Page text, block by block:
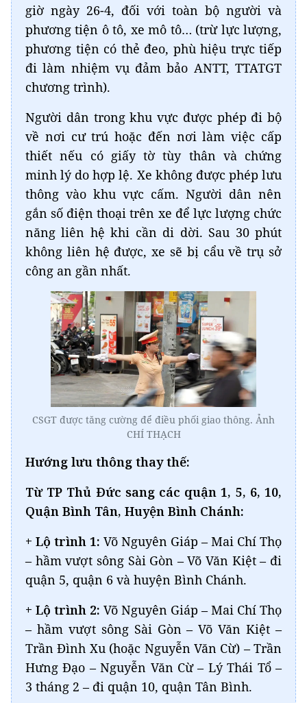
giờ ngày 26-4, đối với toàn bộ người và
phương tiện ô tô, xe mô tô… (trừ lực lượng,
phương tiện có thẻ đeo, phù hiệu trực tiếp
đi làm nhiệm vụ đảm bảo ANTT, TTATGT
chương trình).
Người dân trong khu vực được phép đi bộ
về nơi cư trú hoặc đến nơi làm việc cấp
thiết nếu có giấy tờ tùy thân và chứng
minh lý do hợp lệ. Xe không được phép lưu
thông vào khu vực cấm. Người dân nên
gắn số điện thoại trên xe để lực lượng chức
năng liên hệ khi cần di dời. Sau 30 phút
không liên hệ được, xe sẽ bị cẩu về trụ sở
công an gần nhất.
CSGT được tăng cường để điều phối giao thông. Ảnh
CHÍ THẠCH
Hướng lưu thông thay thế:
Từ TP Thủ Đức sang các quận 1, 5, 6, 10,
Quận Bình Tân, Huyện Bình Chánh:
+ Lộ trình 1: Võ Nguyên Giáp – Mai Chí Thọ
– hầm vượt sông Sài Gòn – Võ Văn Kiệt – đi
quận 5, quận 6 và huyện Bình Chánh.
+ Lộ trình 2: Võ Nguyên Giáp – Mai Chí Thọ
– hầm vượt sông Sài Gòn – Võ Văn Kiệt –
Trần Đình Xu (hoặc Nguyễn Văn Cừ) – Trần
Hưng Đạo – Nguyễn Văn Cừ – Lý Thái Tổ –
3 tháng 2 – đi quận 10, quận Tân Bình.